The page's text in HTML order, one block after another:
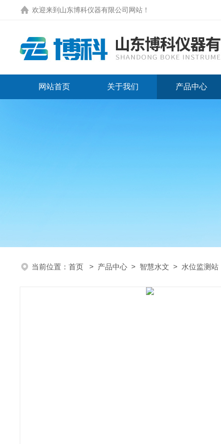
欢迎来到 山东博科仪器有限公司网站 ！
网站首页 关于我们 产品中心
当前位置： 首页 > 产品中心 > 智慧水文 > 水位监测站